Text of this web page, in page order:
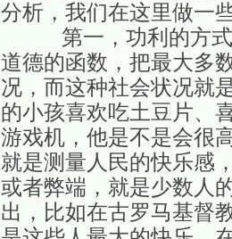
分析，我们在这里做一
第一，功利的方式，
道德的函数，把最大多
况，而这种社会状况就
的小孩喜欢吃土豆片、
游戏机，他是不是会很
就是测量人民的快乐感
或者弊端，就是少数人
出，比如在古罗马基督